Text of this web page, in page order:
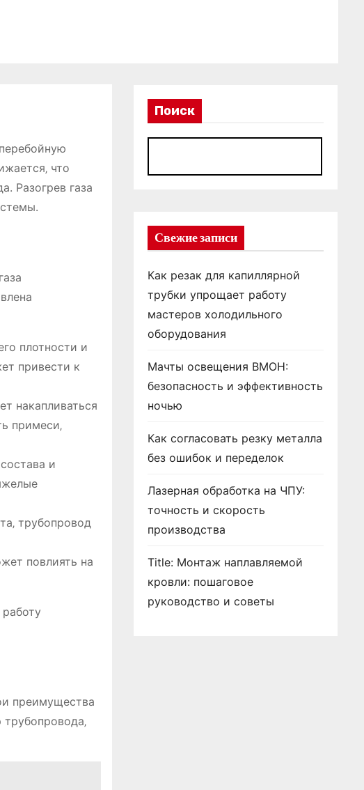
что
Разогрев газа
плотности и
привести к
накапливаться
примеси‚
и
трубопровод
повлиять на
преимущества
Поиск
Свежие записи
Как резак для капиллярной
трубки упрощает работу
мастеров холодильного
оборудования
Мачты освещения ВМОН:
безопасность и эффективность
ночью
Как согласовать резку металла
без ошибок и переделок
Лазерная обработка на ЧПУ:
точность и скорость
производства
Title: Монтаж наплавляемой
кровли: пошаговое
руководство и советы